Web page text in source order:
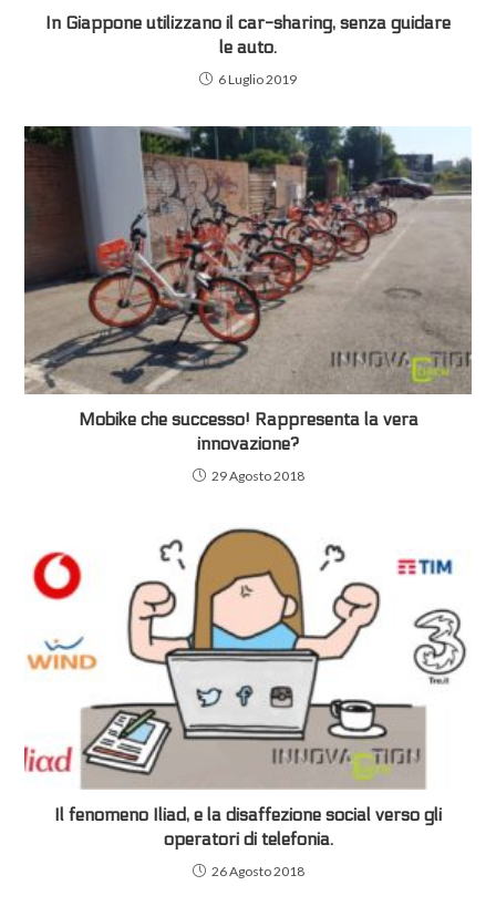
In Giappone utilizzano il car-sharing, senza guidare
le auto.
6 Luglio 2019
Mobike che successo! Rappresenta la vera
innovazione?
29 Agosto 2018
Il fenomeno Iliad, e la disaffezione social verso gli
operatori di telefonia.
26 Agosto 2018